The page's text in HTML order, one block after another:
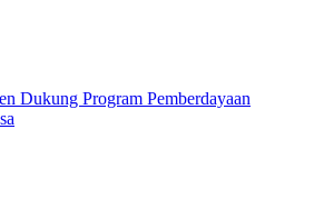
Dukung Program Pemberdayaan